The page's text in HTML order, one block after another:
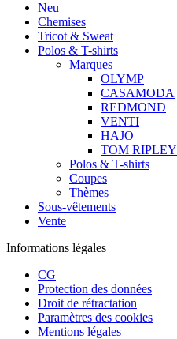
Neu
Chemises
Tricot & Sweat
Polos & T-shirts
Marques
OLYMP
CASAMODA
REDMOND
VENTI
HAJO
TOM RIPLEY
Polos & T-shirts
Coupes
Thèmes
Sous-vêtements
Vente
Informations légales
CG
Protection des données
Droit de rétractation
Paramètres des cookies
Mentions légales